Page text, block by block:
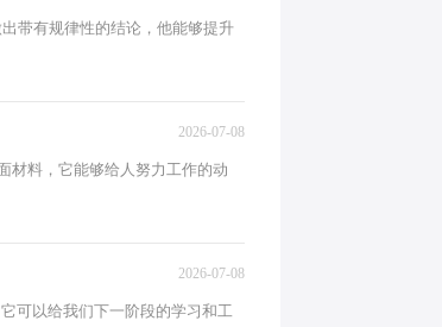
带有规律性的结论，他能够提升
2026-07-08
材料，它能够给人努力工作的动
2026-07-08
可以给我们下一阶段的学习和工